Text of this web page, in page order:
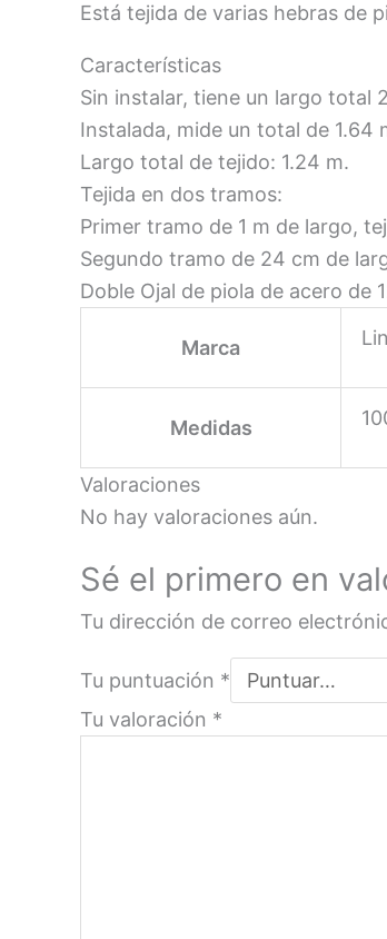
Está tejida de varias hebras de
Características
Sin instalar, tiene un largo total
Instalada, mide un total de 1.64
Largo total de tejido: 1.24 m.
Tejida en dos tramos:
Primer tramo de 1 m de largo,
Segundo tramo de 24 cm de
Doble Ojal de piola de acero de
Marca
Medidas
Valoraciones
No hay valoraciones aún.
Sé el primero en
Tu dirección de correo
Tu puntuación *
Tu valoración *